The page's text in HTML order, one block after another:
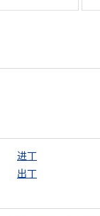
进丁
出丁